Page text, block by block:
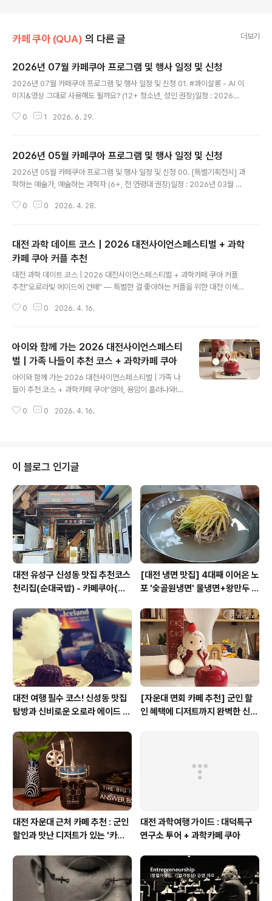
카페 쿠아 (QUA) 의 다른 글 더보기
2026년 07월 카페쿠아 프로그램 및 행사 일정 및 신청
2026년 07월 카페쿠아 프로그램 및 행사 일정 및 신청 01. #콰이살롱 - AI 이
미지&영상 그대로 사용해도 될까요? ​(12+ 청소년, 성인 권장)일정 : 2026년
성AI 콘텐츠 공영방송에 방송할 수 있는 수준까지 끌어올리기, 이미지 생성, 편
forms.gle/CAygwgQ5ZqP9QjPq8​​02. #매월체험 - 장난감 해부학 (8세
+ 어린이, 청소년, 성인, 매니아 권장)일정 : 2026년 07월 04일(토) 19:00~
21:00강사 ..
0 1 2026. 6. 29.
2026년 05월 카페쿠아 프로그램 및 행사 일정 및 신청
2026년 05월 카페쿠아 프로그램 및 행사 일정 및 신청 00. [특별기획전시] 과
학하는 예술가, 예술하는 과학자 (6+, 전 연령대 권장)일정 : 2026년 03월 24
경계를 보여주는 전시가 아니라, 그 경계가 흔들리는태도와 과정을 전시하는 프
#놀만워크샵 - 고고학 탐정 수업 (8세+ 어린이, 가족 권장)일정 : 2026년 05
월 02일(토) 11:00~12:00대상 : 어린이와 가족 구성원강사 : 고고학 웹툰 작
가 고미내용 : 증거를 발견하여 과거를 추론하는..
0 0 2026. 4. 28.
대전 과학 데이트 코스 | 2026 대전사이언스페스티벌 + 과학
카페 쿠아 커플 추천
대전 과학 데이트 코스 | 2026 대전사이언스페스티벌 + 과학카페 쿠아 커플
추천"오로라빛 에이드에 건배" — 특별한 걸 좋아하는 커플을 위한 대전 이색
데이트를 떠나보세요. 엑스포다리 위에서 과학과 예술이 어우러진 버스킹을 감
올 대전 이색 데이트 플랜을 소개합니다.📌 커플 맞춤 데이트 코스시간장소무드
포인트11:00~12:30DCC 제2전시장🧠 지적세계과학문화포럼 강연 함께 듣
기12:30~13:30사이언스 그린파크🍔 캐주얼푸드트럭 존에서 야외 점심13:3
0~15:..
0 0 2026. 4. 16.
아이와 함께 가는 2026 대전사이언스페스티
벌 | 가족 나들이 추천 코스 + 과학카페 쿠아
아이와 함께 가는 2026 대전사이언스페스티벌 | 가족 나
들이 추천 코스 + 과학카페 쿠아"엄마, 용암이 흘러나와!"
말마다 반복되는 키즈카페 대신, 이번 4월에는 아이와 함
길 수 있습니다. 축제 후에는 대전 신성동의 과학카페 쿠아
에서 케이크를 자르면 용암이 흘러나오는 마법 같은 디저
트까지 — 아이가 며칠 뒤에도 이야기할 특별한 하루를 만
들어 드립니다. 📌 가족 맞춤 추천 코스 타임테이블시간장
소프로그램아이 흥미도10:00~11:30DCC 제2전시장VR
체험·로봇 상호작용·드론 시뮬레이..
0 0 2026. 4. 16.
이 블로그 인기글
대전 유성구 신성동 맛집 추천코스
천리집(순대국밥) - 카페쿠아(커
[대전 냉면 맛집] 4대째 이어온 노
포 '숯골원냉면' 물냉면+왕만두 조
대전 여행 필수 코스! 신성동 맛집
탐방과 신비로운 오로라 에이드 체
[자운대 면회 카페 추천] 군인 할
인 혜택에 디저트까지 완벽한 신성
대전 자운대 근처 카페 추천 : 군인
할인과 맛난 디저트가 있는 '카페
대전 과학여행 가이드 : 대덕특구
연구소 투어 + 과학카페 쿠아